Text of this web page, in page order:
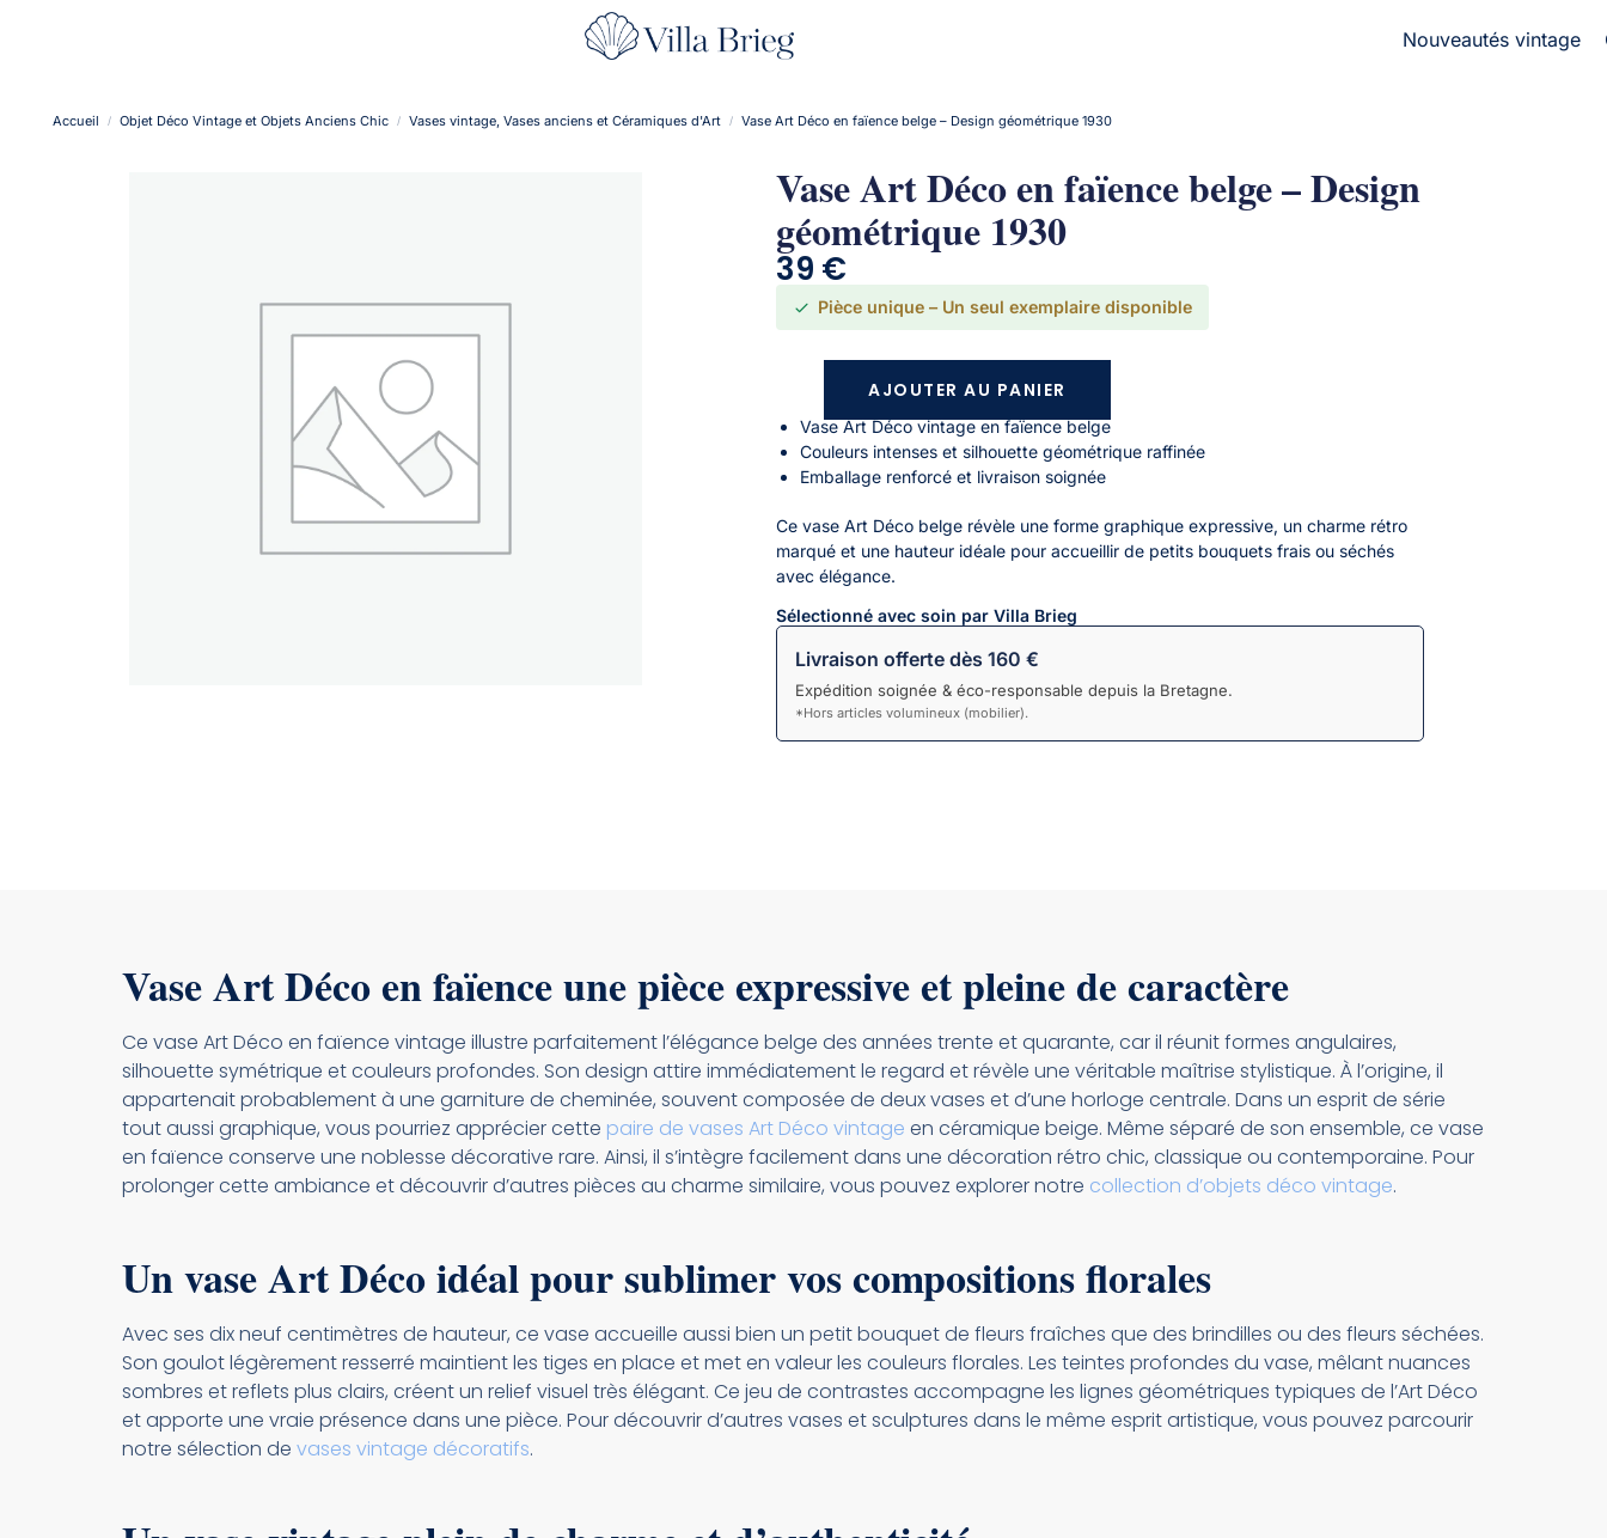
Nouveautés vintage
Accueil / Objet Déco Vintage et Objets Anciens Chic / Vases vintage, Vases anciens et Céramiques d'Art / Vase Art Déco en faïence belge – Design géométrique 1930
Vase Art Déco en faïence belge – Design
géométrique 1930
39 €
Pièce unique – Un seul exemplaire disponible
AJOUTER AU PANIER
Vase Art Déco vintage en faïence belge
Couleurs intenses et silhouette géométrique raffinée
Emballage renforcé et livraison soignée
Ce vase Art Déco belge révèle une forme graphique expressive, un charme rétro
marqué et une hauteur idéale pour accueillir de petits bouquets frais ou séchés
avec élégance.
Sélectionné avec soin par Villa Brieg
Livraison offerte dès 160 €
Expédition soignée & éco-responsable depuis la Bretagne.
*Hors articles volumineux (mobilier).
Vase Art Déco en faïence une pièce expressive et pleine de caractère
Ce vase Art Déco en faïence vintage illustre parfaitement l’élégance belge des années trente et quarante, car il réunit formes angulaires,
silhouette symétrique et couleurs profondes. Son design attire immédiatement le regard et révèle une véritable maîtrise stylistique. À l’origine, il
appartenait probablement à une garniture de cheminée, souvent composée de deux vases et d’une horloge centrale. Dans un esprit de série
tout aussi graphique, vous pourriez apprécier cette paire de vases Art Déco vintage en céramique beige. Même séparé de son ensemble, ce vase
en faïence conserve une noblesse décorative rare. Ainsi, il s’intègre facilement dans une décoration rétro chic, classique ou contemporaine. Pour
prolonger cette ambiance et découvrir d’autres pièces au charme similaire, vous pouvez explorer notre collection d’objets déco vintage.
Un vase Art Déco idéal pour sublimer vos compositions florales
Avec ses dix neuf centimètres de hauteur, ce vase accueille aussi bien un petit bouquet de fleurs fraîches que des brindilles ou des fleurs séchées.
Son goulot légèrement resserré maintient les tiges en place et met en valeur les couleurs florales. Les teintes profondes du vase, mêlant nuances
sombres et reflets plus clairs, créent un relief visuel très élégant. Ce jeu de contrastes accompagne les lignes géométriques typiques de l’Art Déco
et apporte une vraie présence dans une pièce. Pour découvrir d’autres vases et sculptures dans le même esprit artistique, vous pouvez parcourir
notre sélection de vases vintage décoratifs.